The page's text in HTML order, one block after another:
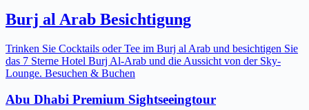
Burj al Arab Besichtigung
Trinken Sie Cocktails oder Tee im Burj al Arab und besichtigen Sie
das 7 Sterne Hotel Burj Al-Arab und die Aussicht von der Sky-
Lounge. Besuchen & Buchen
Abu Dhabi Premium Sightseeingtour